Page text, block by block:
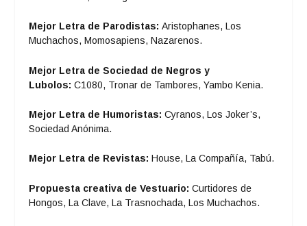
Mejor Letra de Parodistas: Aristophanes, Los
Muchachos, Momosapiens, Nazarenos.
Mejor Letra de Sociedad de Negros y
Lubolos:C1080, Tronar de Tambores, Yambo Kenia.
Mejor Letra de Humoristas: Cyranos, Los Joker’s,
Sociedad Anónima.
Mejor Letra de Revistas: House, La Compañía, Tabú.
Propuesta creativa de Vestuario: Curtidores de
Hongos, La Clave, La Trasnochada, Los Muchachos.